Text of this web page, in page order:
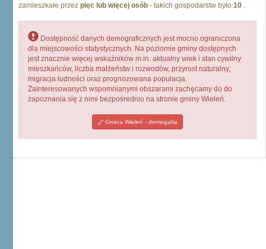
zamieszkałe przez pięc lub więcej osób - takich gospodarstw było 10 .
Dostępność danych demograficznych jest mocno ograniczona
dla miejscowości statystycznych. Na poziomie gminy dostępnych
jest znacznie więcej wskaźników m.in. aktualny wiek i stan cywilny
mieszkańców, liczba małżeństw i rozwodów, przyrost naturalny,
migracja ludności oraz prognozowana populacja.
Zainteresowanych wspomnianymi obszarami zachęcamy do do
zapoznania się z nimi bezpośrednio na stronie gminy Wieleń.
Gmina Wieleń - demogafia